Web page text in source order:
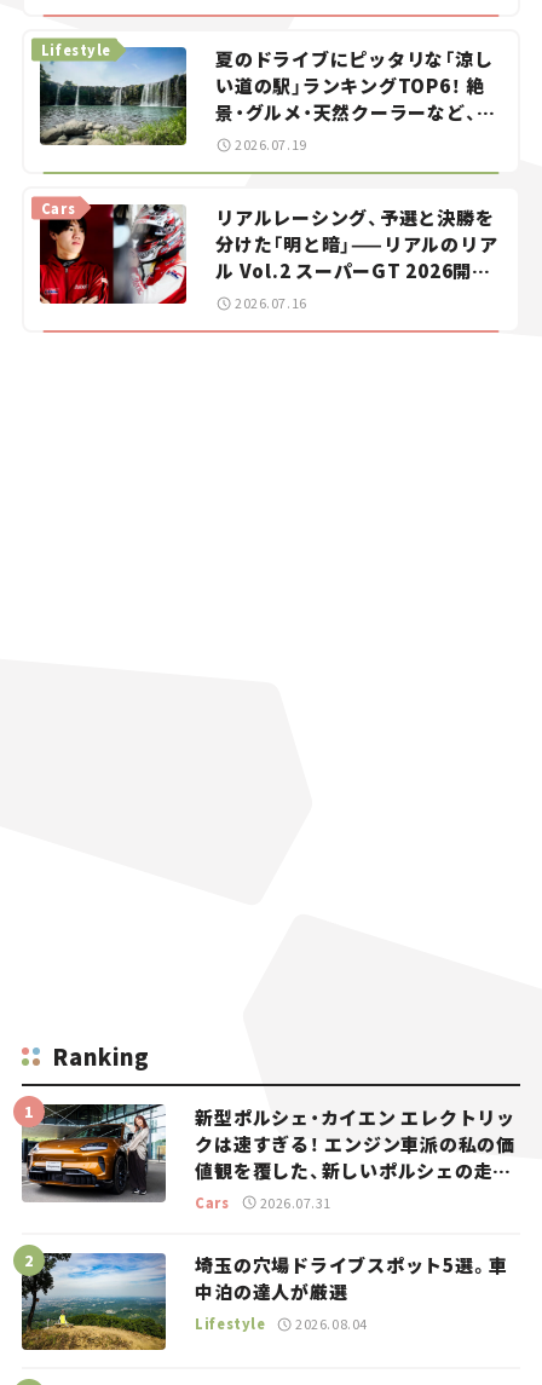
夏のドライブにピッタリな「涼し
い道の駅」ランキングTOP6！ 絶
景・グルメ・天然クーラーなど、避
暑におすすめのスポットを紹介
【道の駅マニアの推し駅ガイド】
Lifestyle
2026.07.19
リアルレーシング、予選と決勝を
分けた「明と暗」——リアルのリア
ル Vol.2 スーパーGT 2026開幕
戦 岡山国際サーキット
Cars
2026.07.16
Ranking
新型ポルシェ・カイエン エレクトリッ
クは速すぎる！ エンジン車派の私の価
値観を覆した、新しいポルシェの走
り。
Cars 2026.07.31
埼玉の穴場ドライブスポット5選。車
中泊の達人が厳選
Lifestyle 2026.08.04